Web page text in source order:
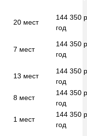
20 мест
144 350
год
7 мест
144 350
год
13 мест
144 350
год
8 мест
144 350
год
1 мест
144 350
год